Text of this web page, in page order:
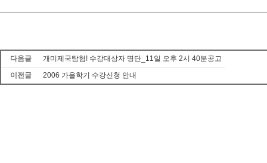
다음글
개미제국탐험! 수강대상자 명단_11일 오후 2시 40분공고
이전글
2006 가을학기 수강신청 안내